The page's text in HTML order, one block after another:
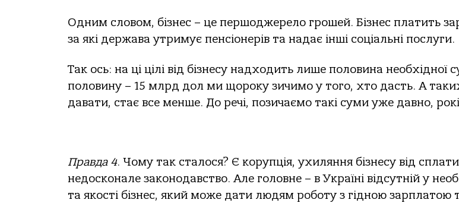
Одним словом, бізнес – це першоджерело грошей. Бізнес платить
за які держава утримує пенсіонерів та надає інші соціальні послуги.
Так ось: на ці цілі від бізнесу надходить лише половина необхідної
половину – 15 млрд дол ми щороку зичимо у того, хто дасть. А
давати, стає все менше. До речі, позичаємо такі суми уже давно,
Правда 4. Чому так сталося? Є корупція, ухиляння бізнесу від
недосконале законодавство. Але головне – в Україні відсутній у
та якості бізнес, який може дати людям роботу з гідною зарплатою